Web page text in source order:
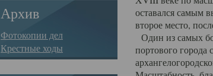
Архив
Фотокопии дел
Крестные ходы
оставался самым
второе место,
Один из самых
портового